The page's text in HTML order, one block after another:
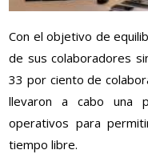
Con el objetivo de
de sus colaboradores
33 por ciento de
llevaron a cabo una
operativos para
tiempo libre.